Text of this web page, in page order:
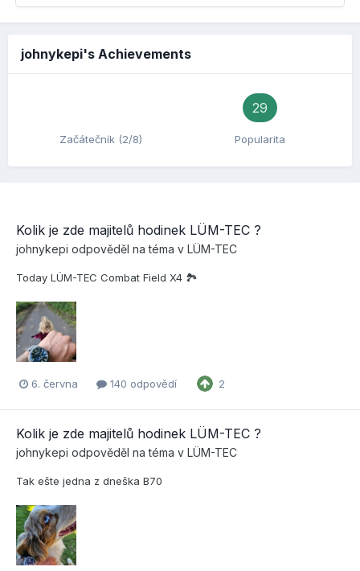
johnykepi's Achievements
Začátečník (2/8)
29
Popularita
Kolik je zde majitelů hodinek LÜM-TEC ?
johnykepi odpověděl na téma v LÜM-TEC
Today LÜM-TEC Combat Field X4 🏞
6. června 140 odpovědí 2
Kolik je zde majitelů hodinek LÜM-TEC ?
johnykepi odpověděl na téma v LÜM-TEC
Tak ešte jedna z dneška B70